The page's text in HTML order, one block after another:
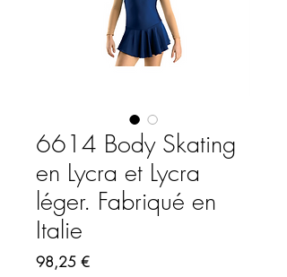
6614 Body Skating
en Lycra et Lycra
léger. Fabriqué en
Italie
98,25 €Prix